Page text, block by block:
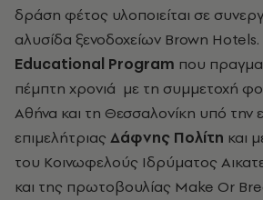
δράση φέτος υλοποιείται σε
αλυσίδα ξενοδοχείων Brown Hotels.
Educational Program που
πέμπτη χρονιά με τη συμμετοχή
Αθήνα και τη Θεσσαλονίκη υπό την
επιμελήτριας Δάφνης Πολίτη και
του Κοινωφελούς Ιδρύματος
και της πρωτοβουλίας Make Or